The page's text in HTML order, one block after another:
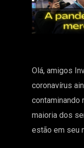
Olá, amigos
coronavírus
contaminando
maioria dos
estão em seu